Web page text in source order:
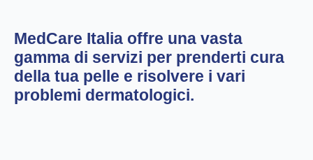
MedCare Italia offre una vasta
gamma di servizi per prenderti cura
della tua pelle e risolvere i vari
problemi dermatologici.